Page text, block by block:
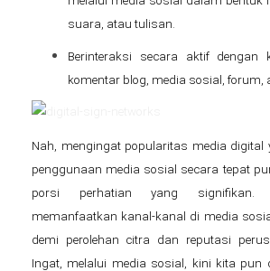
suara, atau tulisan.
Berinteraksi secara aktif dengan
komentar blog, media sosial, forum,
Nah, mengingat popularitas media digital
penggunaan media sosial secara tepat
porsi perhatian yang signifikan.
memanfaatkan kanal-kanal di media
demi perolehan citra dan reputasi
Ingat, melalui media sosial, kini kita pun